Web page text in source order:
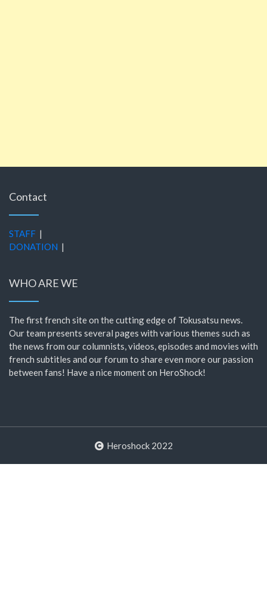
Contact
STAFF |
DONATION |
WHO ARE WE
The first french site on the cutting edge of Tokusatsu news.
Our team presents several pages with various themes such as
the news from our columnists, videos, episodes and movies with
french subtitles and our forum to share even more our passion
between fans! Have a nice moment on HeroShock!
Heroshock 2022